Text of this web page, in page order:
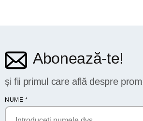
Abonează-te!
și fii primul care află despre
NUME *